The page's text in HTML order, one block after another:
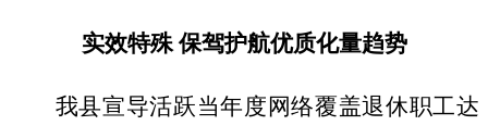
实效特殊 保驾护航优质化量趋势
我县宣导活跃当年度网络覆盖退休职工达